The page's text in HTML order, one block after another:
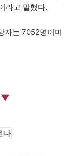
라고 말했다.
자는 7052명이며
▼
나